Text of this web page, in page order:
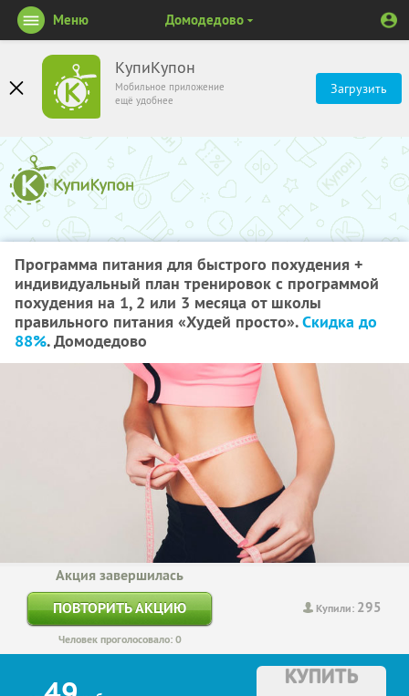
КупиКупон
Мобильное приложение
ещё удобнее
Загрузить
Меню Домодедово
Программа питания для быстрого похудения +
индивидуальный план тренировок с программой
похудения на 1, 2 или 3 месяца от школы
правильного питания «Худей просто».Скидка до
88%. Домодедово
Купили: 295
Акция завершилась
ПОВТОРИТЬ АКЦИЮ
Человек проголосовало: 0
КУПИТЬ